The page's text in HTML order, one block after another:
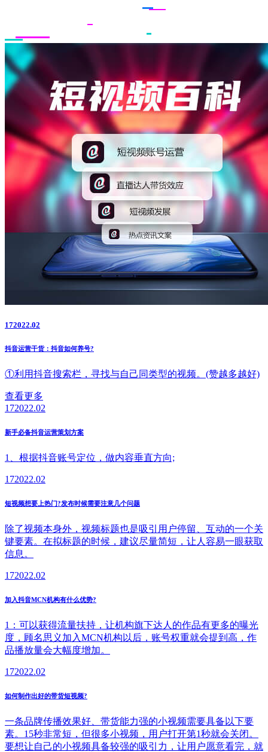
172022.02
抖音运营干货：抖音如何养号?
①利用抖音搜索栏，寻找与自己同类型的视频。(赞越多越好)
查看更多
172022.02
新手必备抖音运营策划方案
1、根据抖音账号定位，做内容垂直方向;
172022.02
短视频想要上热门?发布时候需要注意几个问题
除了视频本身外，视频标题也是吸引用户停留、互动的一个关
键要素。在拟标题的时候，建议尽量简短，让人容易一眼获取
信息。
172022.02
加入抖音MCN机构有什么优势?
1：可以获得流量扶持，让机构旗下达人的作品有更多的曝光
度，顾名思义加入MCN机构以后，账号权重就会提到高，作
品播放量会大幅度增加。
172022.02
如何制作出好的带货短视频?
一条品牌传播效果好、带货能力强的小视频需要具备以下要
素。15秒非常短，但很多小视频，用户打开第1秒就会关闭。
要想让自己的小视频具备较强的吸引力，让用户愿意看完，就